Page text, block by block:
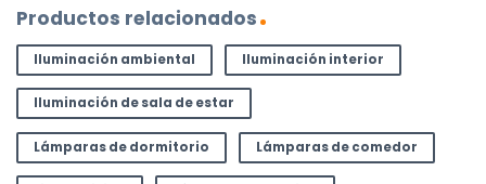
Productos relacionados
Iluminación ambiental Iluminación interior
Iluminación de sala de estar
Lámparas de dormitorio Lámparas de comedor